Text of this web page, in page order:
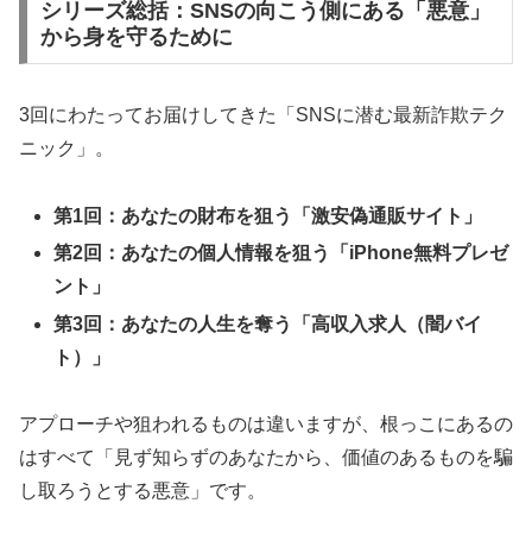
シリーズ総括：SNSの向こう側にある「悪意」
から身を守るために
3回にわたってお届けしてきた「SNSに潜む最新詐欺テク
ニック」。
第1回：あなたの財布を狙う「激安偽通販サイト」
第2回：あなたの個人情報を狙う「iPhone無料プレゼ
ント」
第3回：あなたの人生を奪う「高収入求人（闇バイ
ト）」
アプローチや狙われるものは違いますが、根っこにあるの
はすべて「見ず知らずのあなたから、価値のあるものを騙
し取ろうとする悪意」です。